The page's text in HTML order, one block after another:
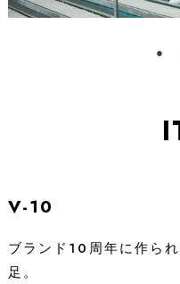
V-10
ブランド10周年に作ら
足。